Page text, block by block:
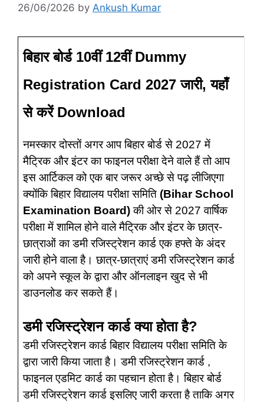
26/06/2026 by Ankush Kumar
बिहार बोर्ड 10वीं 12वीं Dummy
Registration Card 2027 जारी, यहाँ
से करें Download
नमस्कार दोस्तों अगर आप बिहार बोर्ड से 2027 में
मैट्रिक और इंटर का फाइनल परीक्षा देने वाले हैं तो आप
इस आर्टिकल को एक बार जरूर अच्छे से पढ़ लीजिएगा
क्योंकि बिहार विद्यालय परीक्षा समिति (Bihar School
Examination Board)की ओर से 2027 वार्षिक
परीक्षा में शामिल होने वाले मैट्रिक और इंटर के छात्र-
छात्राओं का डमी रजिस्ट्रेशन कार्ड एक हफ्ते के अंदर
जारी होने वाला है। छात्र-छात्राएं डमी रजिस्ट्रेशन कार्ड
को अपने स्कूल के द्वारा और ऑनलाइन खुद से भी
डाउनलोड कर सकते हैं।
डमी रजिस्ट्रेशन कार्ड क्या होता है?
डमी रजिस्ट्रेशन कार्ड बिहार विद्यालय परीक्षा समिति के
द्वारा जारी किया जाता है। डमी रजिस्ट्रेशन कार्ड ,
फाइनल एडमिट कार्ड का पहचान होता है। बिहार बोर्ड
डमी रजिस्ट्रेशन कार्ड इसलिए जारी करता है ताकि अगर